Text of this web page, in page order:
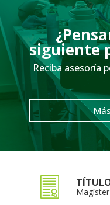
siguiente
Reciba asesoría